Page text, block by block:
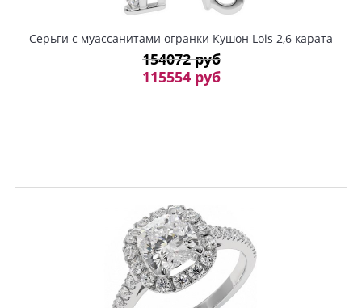
Серьги c муассанитами огранки Кушон Lois 2,6 карата
154072 руб
115554 руб